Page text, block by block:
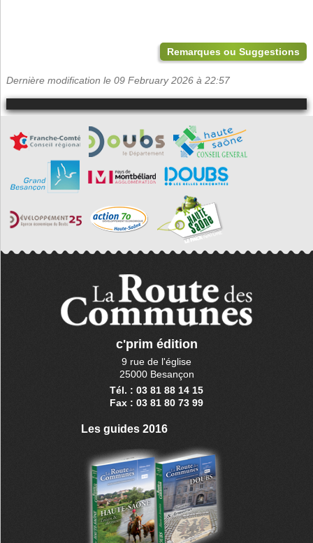
Remarques ou Suggestions
Dernière modification le 09 February 2026 à 22:57
c'prim édition
9 rue de l'église
25000 Besançon
Tél. : 03 81 88 14 15
Fax : 03 81 80 73 99
Les guides 2016